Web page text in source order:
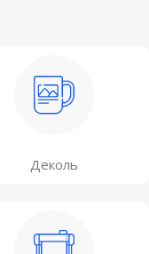
Деколь